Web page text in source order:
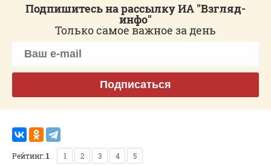
Подпишитесь на рассылку ИА "Взгляд-
инфо"
Только самое важное за день
Подписаться
Рейтинг:1 1 2 3 4 5